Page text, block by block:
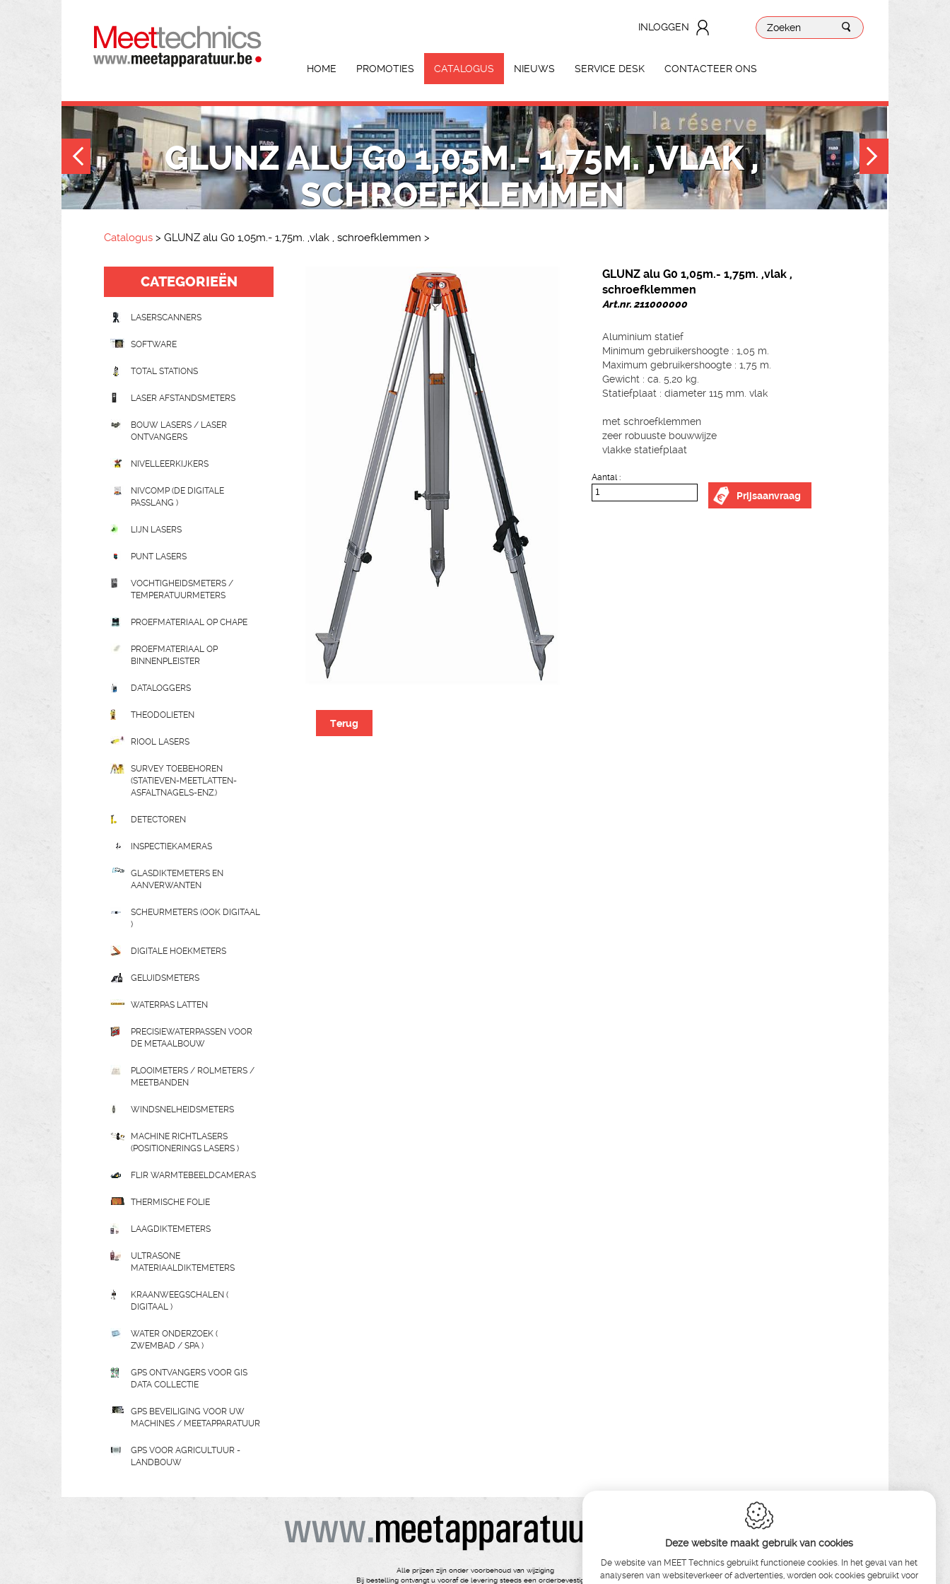
INLOGGEN
HOME PROMOTIES CATALOGUS NIEUWS SERVICE DESK CONTACTEER ONS
GLUNZ ALU G0 1,05M.- 1,75M. ,VLAK ,
SCHROEFKLEMMEN
Catalogus > GLUNZ alu G0 1,05m.- 1,75m. ,vlak , schroefklemmen >
CATEGORIEËN
LASERSCANNERS
SOFTWARE
TOTAL STATIONS
LASER AFSTANDSMETERS
BOUW LASERS / LASER
ONTVANGERS
NIVELLEERKIJKERS
NIVCOMP (DE DIGITALE
PASSLANG )
LIJN LASERS
PUNT LASERS
VOCHTIGHEIDSMETERS /
TEMPERATUURMETERS
PROEFMATERIAAL OP CHAPE
PROEFMATERIAAL OP
BINNENPLEISTER
DATALOGGERS
THEODOLIETEN
RIOOL LASERS
SURVEY TOEBEHOREN
(STATIEVEN-MEETLATTEN-
ASFALTNAGELS-ENZ.)
DETECTOREN
INSPECTIEKAMERAS
GLASDIKTEMETERS EN
AANVERWANTEN
SCHEURMETERS (OOK DIGITAAL
)
DIGITALE HOEKMETERS
GELUIDSMETERS
WATERPAS LATTEN
PRECISIEWATERPASSEN VOOR
DE METAALBOUW
PLOOIMETERS / ROLMETERS /
MEETBANDEN
WINDSNELHEIDSMETERS
MACHINE RICHTLASERS
(POSITIONERINGS LASERS )
FLIR WARMTEBEELDCAMERA'S
THERMISCHE FOLIE
LAAGDIKTEMETERS
ULTRASONE
MATERIAALDIKTEMETERS
KRAANWEEGSCHALEN (
DIGITAAL )
WATER ONDERZOEK (
ZWEMBAD / SPA )
GPS ONTVANGERS VOOR GIS
DATA COLLECTIE
GPS BEVEILIGING VOOR UW
MACHINES / MEETAPPARATUUR
GPS VOOR AGRICULTUUR -
LANDBOUW
GLUNZ alu G0 1,05m.- 1,75m. ,vlak ,
schroefklemmen
Art.nr. 211000000
Aluminium statief
Minimum gebruikershoogte : 1,05 m.
Maximum gebruikershoogte : 1,75 m.
Gewicht : ca. 5,20 kg.
Statiefplaat : diameter 115 mm. vlak
met schroefklemmen
zeer robuuste bouwwijze
vlakke statiefplaat
Aantal :
Prijsaanvraag
Terug
Alle prijzen zijn onder voorbehoud van wijziging
Bij bestelling ontvangt u vooraf de levering steeds een orderbevestiging
Deze website maakt gebruik van cookies
De website van MEET Technics gebruikt functionele cookies. In het geval van het
analyseren van websiteverkeer of advertenties, worden ook cookies gebruikt voor